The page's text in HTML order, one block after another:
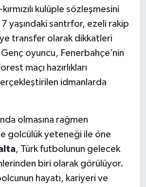
kulüple sözleşmesini
yaşındaki santrfor, ezeli rakip
transfer olarak dikkatleri
oyuncu, Fenerbahçe’nin
maçı hazırlıkları
idmanlarda
olmasına rağmen
golcülük yeteneği ile öne
, Türk futbolunun gelecek
biri olarak görülüyor.
hayatı, kariyeri ve